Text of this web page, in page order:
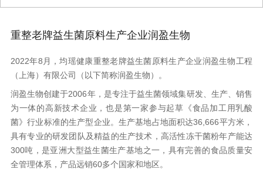
重整老牌益生菌原料生产企业润盈生物
2022年8月，均瑶健康重整老牌益生菌原料生产企业润盈生物工程
（上海）有限公司（以下简称润盈生物）。
润盈生物创建于2006年，是专注于益生菌领域集研发、生产、销售
为一体的高新技术企业，也是第一家参与起草《食品加工用乳酸
菌》行业标准的生产型企业。生产基地占地面积达36,666平方米，
具有专业的研发团队及精益的生产技术，高活性冻干菌粉年产能达
300吨，是亚洲大型益生菌生产基地之一，具有完善的食品质量安
全管理体系，产品远销60多个国家和地区。